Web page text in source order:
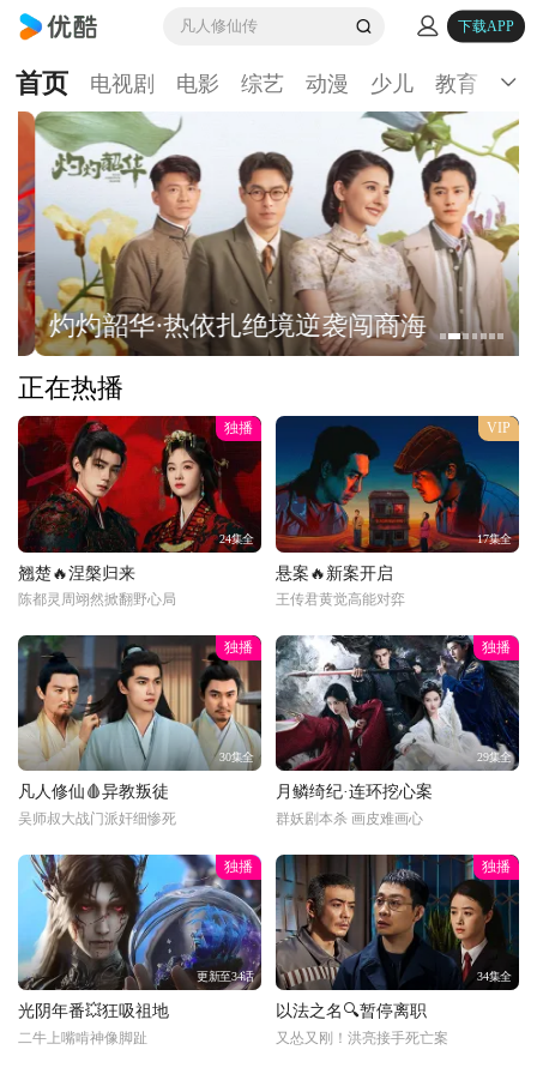
凡人修仙传 下载APP
首页 电视剧 电影 综艺 动漫 少儿 教育 生
灼灼韶华·热依扎绝境逆袭闯商海
正在热播
独播
24集全
翘楚🔥涅槃归来
陈都灵周翊然掀翻野心局
VIP
17集全
悬案🔥新案开启
王传君黄觉高能对弈
独播
30集全
凡人修仙🩸异教叛徒
吴师叔大战门派奸细惨死
独播
29集全
月鳞绮纪·连环挖心案
群妖剧本杀 画皮难画心
独播
更新至34话
光阴年番💥狂吸祖地
二牛上嘴啃神像脚趾
独播
34集全
以法之名🔍暂停离职
又怂又刚！洪亮接手死亡案